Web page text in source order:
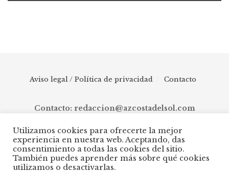
Aviso legal / Política de privacidad Contacto
Contacto: redaccion@azcostadelsol.com
© 2025 AZ Costa del Sol - Diario digital de Málaga capital hasta
Manilva, pasando por Torremolinos, Benalmádena, Fuengirola,
Mijas, Ojén, Marbella, Istán, Benahavís, Estepona y Casares.
Utilizamos cookies para ofrecerte la mejor
experiencia en nuestra web. Aceptando, das
consentimiento a todas las cookies del sitio.
También puedes aprender más sobre qué cookies
utilizamos o desactivarlas.